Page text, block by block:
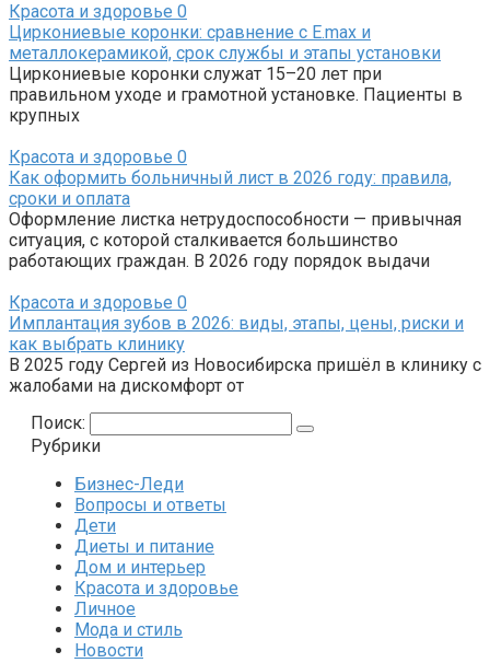
Красота и здоровье 0
Циркониевые коронки: сравнение с E.max и
металлокерамикой, срок службы и этапы установки
Циркониевые коронки служат 15–20 лет при
правильном уходе и грамотной установке. Пациенты в
крупных
Красота и здоровье 0
Как оформить больничный лист в 2026 году: правила,
сроки и оплата
Оформление листка нетрудоспособности — привычная
ситуация, с которой сталкивается большинство
работающих граждан. В 2026 году порядок выдачи
Красота и здоровье 0
Имплантация зубов в 2026: виды, этапы, цены, риски и
как выбрать клинику
В 2025 году Сергей из Новосибирска пришёл в клинику с
жалобами на дискомфорт от
Поиск:
Рубрики
Бизнес-Леди
Вопросы и ответы
Дети
Диеты и питание
Дом и интерьер
Красота и здоровье
Личное
Мода и стиль
Новости